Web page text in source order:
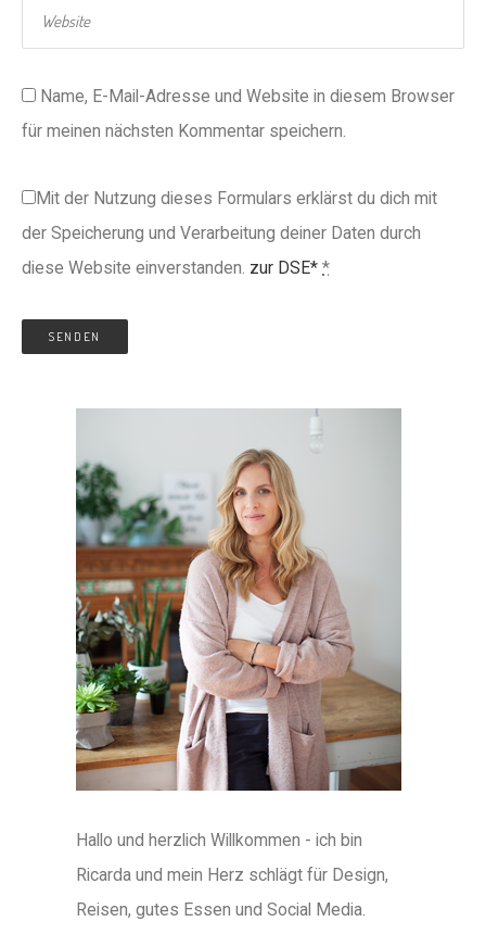
Name, E-Mail-Adresse und Website in diesem Browser
für meinen nächsten Kommentar speichern.
Mit der Nutzung dieses Formulars erklärst du dich mit
der Speicherung und Verarbeitung deiner Daten durch
diese Website einverstanden. zur DSE* *
Hallo und herzlich Willkommen - ich bin
Ricarda und mein Herz schlägt für Design,
Reisen, gutes Essen und Social Media.